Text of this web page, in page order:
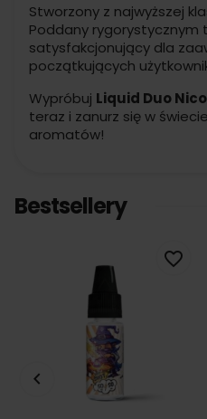
Stworzony z najwyższej
Poddany rygorystycznym
satysfakcjonujący dla
początkujących
Wypróbuj Liquid Duo
teraz i zanurz się w
aromatów!
Bestsellery
favorite_border
keyboard_arrow_left